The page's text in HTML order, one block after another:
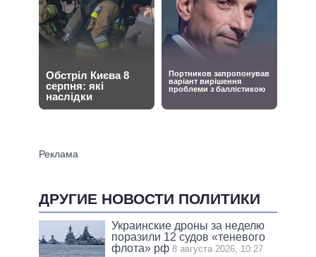
ДРУГИЕ НОВОСТИ ПОЛИТИКИ
Украинские дроны за неделю
поразили 12 судов «теневого
флота» рф 8 августа 2026, 10:27